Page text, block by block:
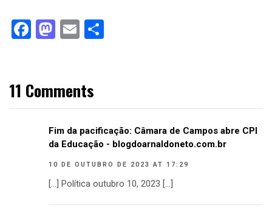
Facebook
Mastodon
Email
11 Comments
Fim da pacificação: Câmara de Campos abre CPI
da Educação - blogdoarnaldoneto.com.br
10 DE OUTUBRO DE 2023 AT 17:29
[…] Política outubro 10, 2023 […]